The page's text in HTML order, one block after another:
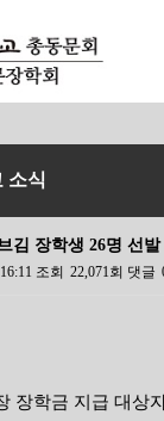
소식
김 장학생 26명 선발
조회 22,071회 댓글
장학금 지급 대상